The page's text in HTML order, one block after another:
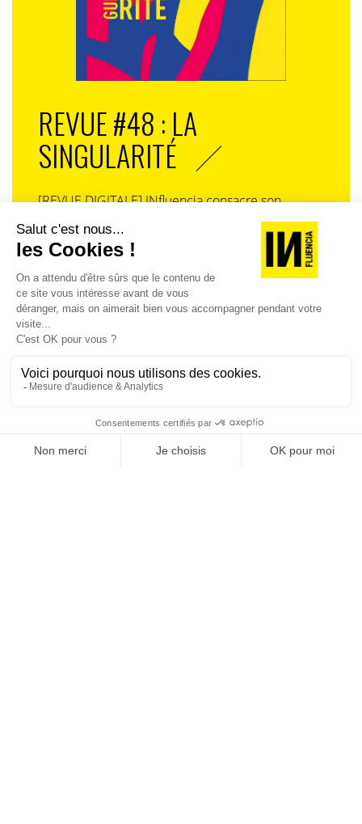
REVUE #48 : LA
SINGULARITÉ
[REVUE DIGITALE] INfluencia consacre son
prochain numéro à une question devenue
centrale dans l’économie contemporaine : Qu’est-
ce que la singularité à l’heure de la
standardisation généralisée ? Ce numéro explore
la singularité là où elle est la plus mise à l’épreuve
: dans l’entreprise, dans la marque, dans les
organisations, dans les choix de gouvernance,
J'ACHÈTE LE NUMÉRO